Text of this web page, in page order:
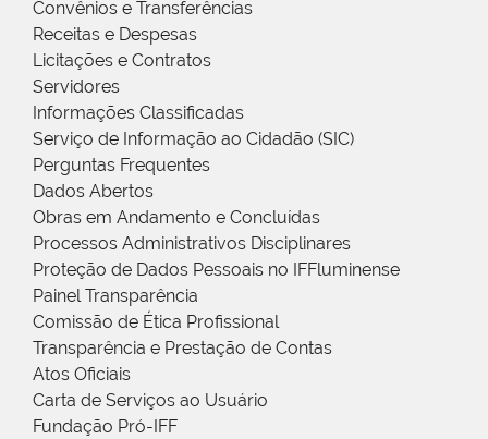
Convênios e Transferências
Receitas e Despesas
Licitações e Contratos
Servidores
Informações Classificadas
Serviço de Informação ao Cidadão (SIC)
Perguntas Frequentes
Dados Abertos
Obras em Andamento e Concluídas
Processos Administrativos Disciplinares
Proteção de Dados Pessoais no IFFluminense
Painel Transparência
Comissão de Ética Profissional
Transparência e Prestação de Contas
Atos Oficiais
Carta de Serviços ao Usuário
Fundação Pró-IFF